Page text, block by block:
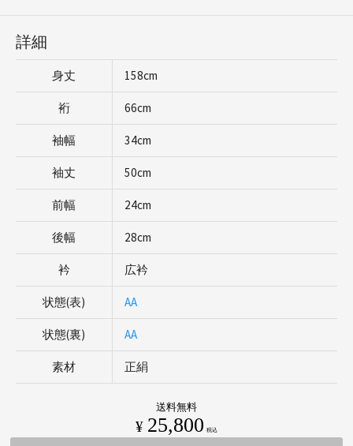
詳細
身丈 158cm
裄 66cm
袖幅 34cm
袖丈 50cm
前幅 24cm
後幅 28cm
衿 広衿
状態(表) AA
状態(裏) AA
素材 正絹
送料無料
¥ 25,800 税込